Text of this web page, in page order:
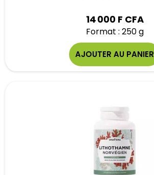
14 000 F CFA
Format : 250 g
AJOUTER AU PANIER